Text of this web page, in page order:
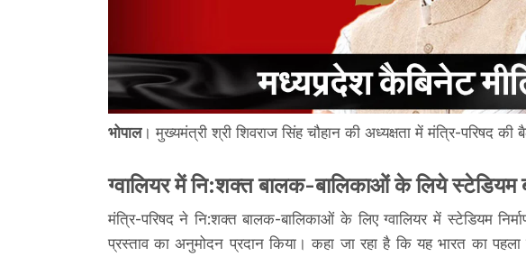
भोपाल। मुख्यमंत्री श्री शिवराज सिंह चौहान की अध्यक्षता में मंत्रि-परिषद
ग्वालियर में नि:शक्त बालक-बालिकाओं के लिये स्टेडियम
मंत्रि-परिषद ने नि:शक्त बालक-बालिकाओं के लिए ग्वालियर में स्टेडियम
प्रस्ताव का अनुमोदन प्रदान किया। कहा जा रहा है कि यह भारत का